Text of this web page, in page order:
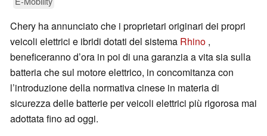
Chery ha annunciato che i proprietari originari dei propri
veicoli elettrici e ibridi dotati del sistema Rhino ,
beneficeranno d’ora in poi di una garanzia a vita sia sulla
batteria che sul motore elettrico, in concomitanza con
l’introduzione della normativa cinese in materia di
sicurezza delle batterie per veicoli elettrici più rigorosa mai
adottata fino ad oggi.